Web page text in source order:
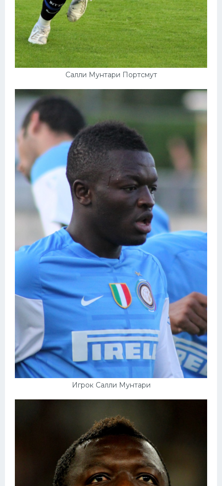
Салли Мунтари Портсмут
Игрок Салли Мунтари